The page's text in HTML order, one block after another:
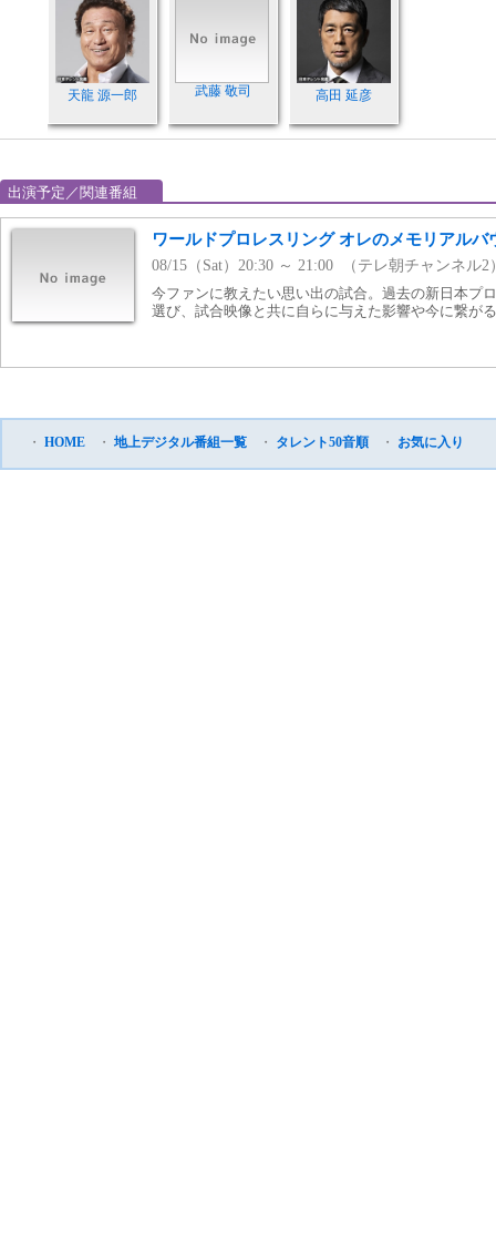
天龍 源一郎 武藤 敬司 高田 延彦
出演予定／関連番組
ワールドプロレスリング オレのメモリアル
08/15（Sat）20:30 ～ 21:00 （テレ朝チャンネル2
今ファンに教えたい思い出の試合。過去の新日本プ
選び、試合映像と共に自らに与えた影響や今に繋が
・ HOME ・ 地上デジタル番組一覧 ・ タレント50音順 ・ お気に入り